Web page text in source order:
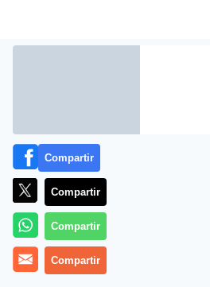
Más información
Compartir
Compartir
Compartir
Compartir